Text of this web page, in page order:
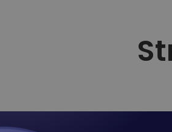
Nowe tokeny dodane do
Kriptomat